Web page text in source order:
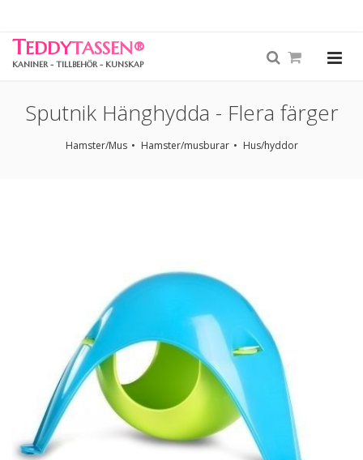
TEDDYTASSEN®
KANINER - TILLBEHÖR - KUNSKAP
Sputnik Hänghydda - Flera färger
Hamster/Mus Hamster/musburar Hus/hyddor